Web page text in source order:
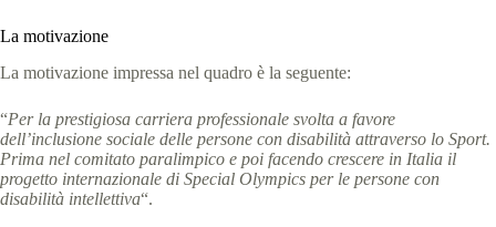
La motivazione
La motivazione impressa nel quadro è la seguente:
“Per la prestigiosa carriera professionale svolta a favore
dell’inclusione sociale delle persone con disabilità attraverso lo Sport.
Prima nel comitato paralimpico e poi facendo crescere in Italia il
progetto internazionale di Special Olympics per le persone con
disabilità intellettiva“.